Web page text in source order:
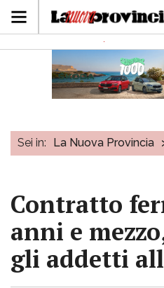
Sei in: La Nuova Provincia
Contratto
anni e
gli addetti